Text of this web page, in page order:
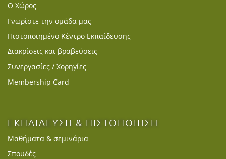
Ο Χώρος
Γνωρίστε την ομάδα μας
Πιστοποιημένο Κέντρο Εκπαίδευσης
Διακρίσεις και βραβεύσεις
Συνεργασίες / Χορηγίες
Membership Card
ΕΚΠΑΙΔΕΥΣΗ & ΠΙΣΤΟΠΟΙΗΣΗ
Μαθήματα & σεμινάρια
Σπουδές